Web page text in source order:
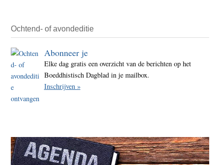
Ochtend- of avondeditie
Abonneer je
Elke dag gratis een overzicht van de berichten op het
Boeddhistisch Dagblad in je mailbox.
Inschrijven »